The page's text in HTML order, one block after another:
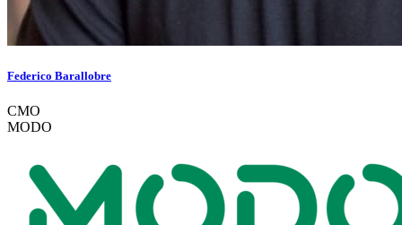
Federico Barallobre
CMO
MODO